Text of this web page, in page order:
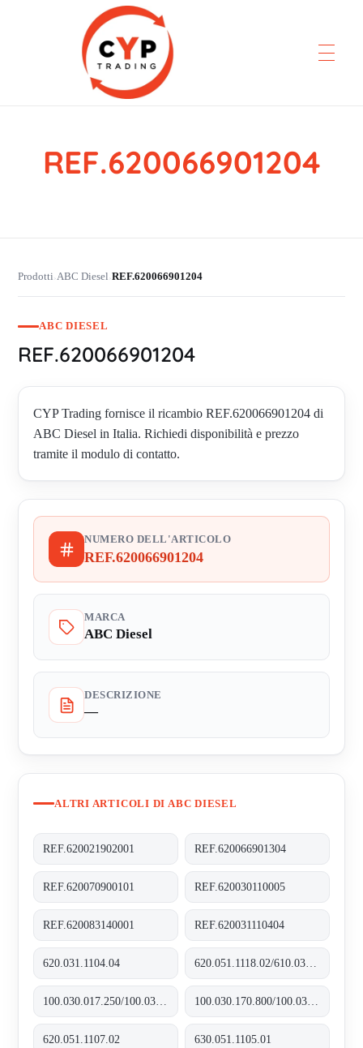
CYP Trading
Professionelle Ersatzteilbeschaffung
REF.620066901204
Prodotti›ABC Diesel›REF.620066901204
ABC DIESEL
REF.620066901204
CYP Trading fornisce il ricambio REF.620066901204 di
ABC Diesel in Italia. Richiedi disponibilità e prezzo
tramite il modulo di contatto.
NUMERO DELL'ARTICOLO
REF.620066901204
MARCA
ABC Diesel
DESCRIZIONE
—
ALTRI ARTICOLI DI ABC DIESEL
REF.620021902001 REF.620066901304
REF.620070900101 REF.620030110005
REF.620083140001 REF.620031110404
620.031.1104.04
620.051.1107.02 630.051.1105.01